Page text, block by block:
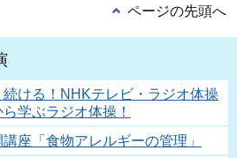
ページの先頭へ
ける！NHKテレビ・ラジオ体操
学ぶラジオ体操！
座「食物アレルギーの管理」